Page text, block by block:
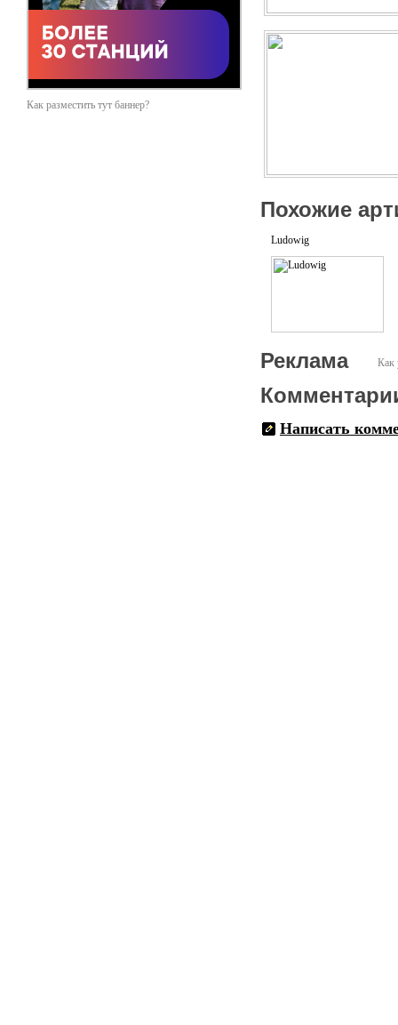
Как разместить тут баннер?
Похожие
Ludowig
Как
Реклама
Написать